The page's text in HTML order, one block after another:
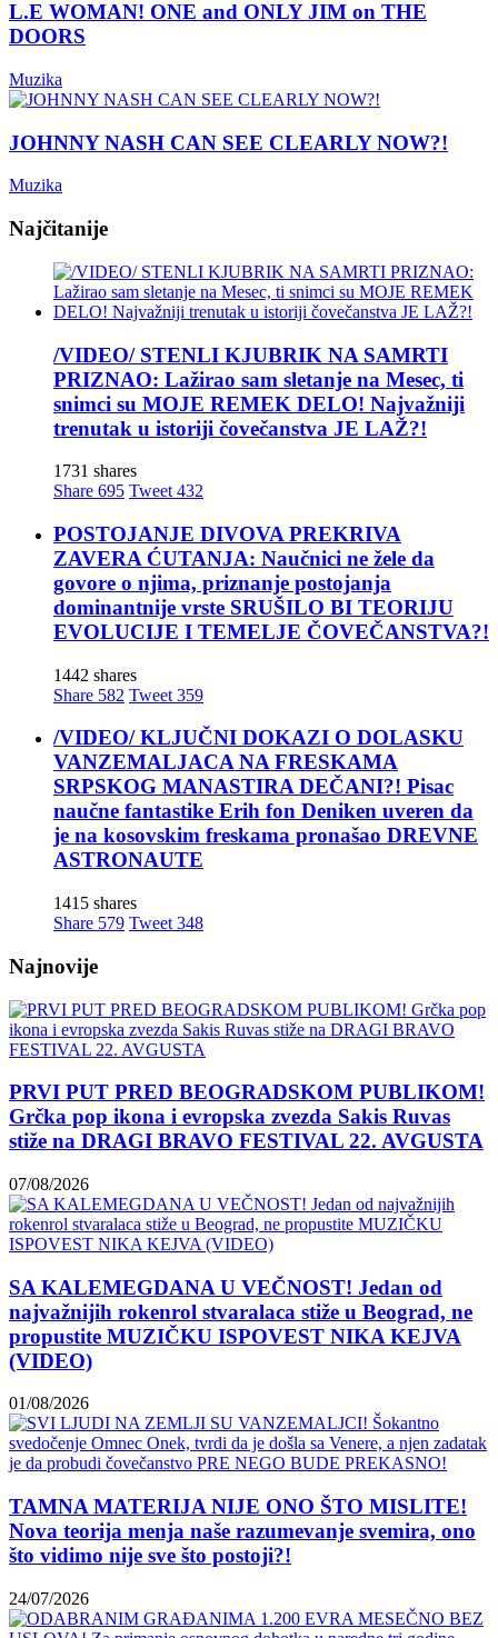
L.E WOMAN! ONE and ONLY JIM on THE
DOORS
Muzika
JOHNNY NASH CAN SEE CLEARLY NOW?!
Muzika
Najčitanije
/VIDEO/ STENLI KJUBRIK NA SAMRTI
PRIZNAO: Lažirao sam sletanje na Mesec, ti
snimci su MOJE REMEK DELO! Najvažniji
trenutak u istoriji čovečanstva JE LAŽ?!
1731 shares
Share 695 Tweet 432
POSTOJANJE DIVOVA PREKRIVA
ZAVERA ĆUTANJA: Naučnici ne žele da
govore o njima, priznanje postojanja
dominantnije vrste SRUŠILO BI TEORIJU
EVOLUCIJE I TEMELJE ČOVEČANSTVA?!
1442 shares
Share 582 Tweet 359
/VIDEO/ KLJUČNI DOKAZI O DOLASKU
VANZEMALJACA NA FRESKAMA
SRPSKOG MANASTIRA DEČANI?! Pisac
naučne fantastike Erih fon Deniken uveren da
je na kosovskim freskama pronašao DREVNE
ASTRONAUTE
1415 shares
Share 579 Tweet 348
Najnovije
PRVI PUT PRED BEOGRADSKOM PUBLIKOM!
Grčka pop ikona i evropska zvezda Sakis Ruvas
stiže na DRAGI BRAVO FESTIVAL 22. AVGUSTA
07/08/2026
SA KALEMEGDANA U VEČNOST! Jedan od
najvažnijih rokenrol stvaralaca stiže u Beograd, ne
propustite MUZIČKU ISPOVEST NIKA KEJVA
(VIDEO)
01/08/2026
TAMNA MATERIJA NIJE ONO ŠTO MISLITE!
Nova teorija menja naše razumevanje svemira, ono
što vidimo nije sve što postoji?!
24/07/2026